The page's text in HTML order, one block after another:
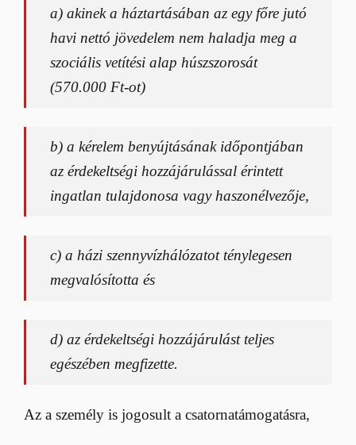
a) akinek a háztartásában az egy főre jutó
havi nettó jövedelem nem haladja meg a
szociális vetítési alap húszszorosát
(570.000 Ft-ot)
b) a kérelem benyújtásának időpontjában
az érdekeltségi hozzájárulással érintett
ingatlan tulajdonosa vagy haszonélvezője,
c) a házi szennyvízhálózatot ténylegesen
megvalósította és
d) az érdekeltségi hozzájárulást teljes
egészében megfizette.
Az a személy is jogosult a csatornatámogatásra,